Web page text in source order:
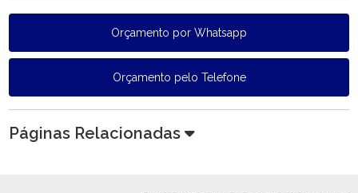
Orçamento por Whatsapp
Orçamento pelo Telefone
Páginas Relacionadas